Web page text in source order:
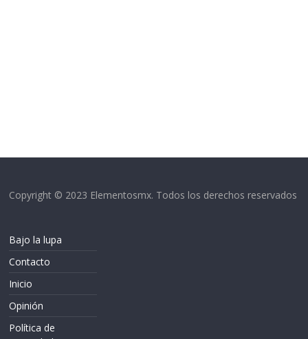
Copyright © 2023 Elementosmx. Todos los derechos reservados
Bajo la lupa
Contacto
Inicio
Opinión
Política de